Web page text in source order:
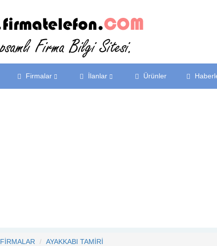
Firmalar İlanlar Ürünler
FİRMALAR AYAKKABI TAMİRİ